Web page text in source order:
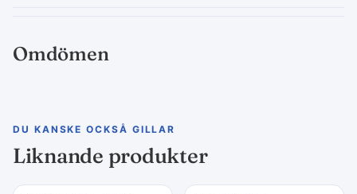
Omdömen
DU KANSKE OCKSÅ GILLAR
Liknande produkter